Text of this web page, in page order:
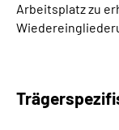
Arbeitsplatz zu